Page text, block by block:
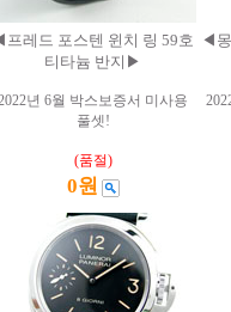
프레드 포스텐 윈치 링 59호
티타늄 반지▶
년 6월 박스보증서 미사용
풀셋!
(품절)
0원
◀몽